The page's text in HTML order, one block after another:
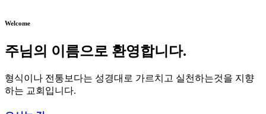
Welcome
주님의 이름으로 환영합니다.
형식이나 전통보다는 성경대로 가르치고 실천하는것을 지향
하는 교회입니다.